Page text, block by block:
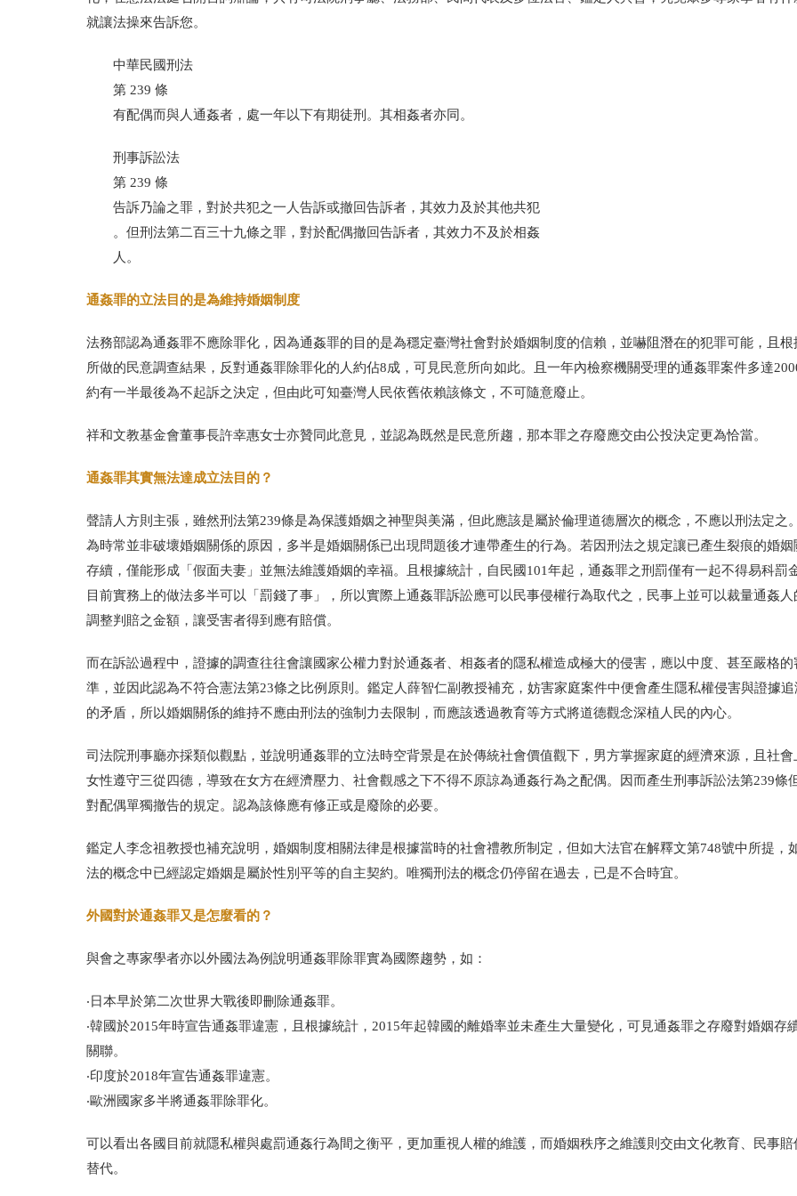
就讓法操來告訴您。
中華民國刑法
第 239 條
有配偶而與人通姦者，處一年以下有期徒刑。其相姦者亦同。
刑事訴訟法
第 239 條
告訴乃論之罪，對於共犯之一人告訴或撤回告訴者，其效力及於其他共犯
。但刑法第二百三十九條之罪，對於配偶撤回告訴者，其效力不及於相姦
人。
通姦罪的立法目的是為維持婚姻制度
法務部認為通姦罪不應除罪化，因為通姦罪的目的是為穩定臺灣社會對於婚姻制度的信賴，並嚇阻潛在的犯罪可能，且根
所做的民意調查結果，反對通姦罪除罪化的人約佔8成，可見民意所向如此。且一年內檢察機關受理的通姦罪案件多達
約有一半最後為不起訴之決定，但由此可知臺灣人民依舊依賴該條文，不可隨意廢止。
祥和文教基金會董事長許幸惠女士亦贊同此意見，並認為既然是民意所趨，那本罪之存廢應交由公投決定更為恰當。
通姦罪其實無法達成立法目的？
聲請人方則主張，雖然刑法第239條是為保護婚姻之神聖與美滿，但此應該是屬於倫理道德層次的概念，不應以刑法定之
為時常並非破壞婚姻關係的原因，多半是婚姻關係已出現問題後才連帶產生的行為。若因刑法之規定讓已產生裂痕的婚姻
存續，僅能形成「假面夫妻」並無法維護婚姻的幸福。且根據統計，自民國 101年起，通姦罪之刑罰僅有一起不得易科罰
目前實務上的做法多半可以「罰錢了事」，所以實際上通姦罪訴訟應可以民事侵權行為取代之，民事上並可以裁量通姦人
調整判賠之金額，讓受害者得到應有賠償。
而在訴訟過程中，證據的調查往往會讓國家公權力對於通姦者、相姦者的隱私權造成極大的侵害，應以中度、甚至嚴格的
準，並因此認為不符合憲法第23條之比例原則。鑑定人薛智仁副教授補充，妨害家庭案件中便會產生隱私權侵害與證據
的矛盾，所以婚姻關係的維持不應由刑法的強制力去限制，而應該透過教育等方式將道德觀念深植人民的內心。
司法院刑事廳亦採類似觀點，並說明通姦罪的立法時空背景是在於傳統社會價值觀下，男方掌握家庭的經濟來源，且社會
女性遵守三從四德，導致在女方在經濟壓力、社會觀感之下不得不原諒為通姦行為之配偶。因而產生刑事訴訟法第239條
對配偶單獨撤告的規定。認為該條應有修正或是廢除的必要。
鑑定人李念祖教授也補充說明，婚姻制度相關法律是根據當時的社會禮教所制定，但如大法官在解釋文第748號中所提，
法的概念中已經認定婚姻是屬於性別平等的自主契約。唯獨刑法的概念仍停留在過去，已是不合時宜。
外國對於通姦罪又是怎麼看的？
與會之專家學者亦以外國法為例說明通姦罪除罪實為國際趨勢，如：
‧日本早於第二次世界大戰後即刪除通姦罪。
‧韓國於2015年時宣告通姦罪違憲，且根據統計， 2015年起韓國的離婚率並未產生大量變化，可見通姦罪之存廢對婚姻存
關聯。
‧印度於2018年宣告通姦罪違憲。
‧歐洲國家多半將通姦罪除罪化。
可以看出各國目前就隱私權與處罰通姦行為間之衡平，更加重視人權的維護，而婚姻秩序之維護則交由文化教育、民事賠
替代。